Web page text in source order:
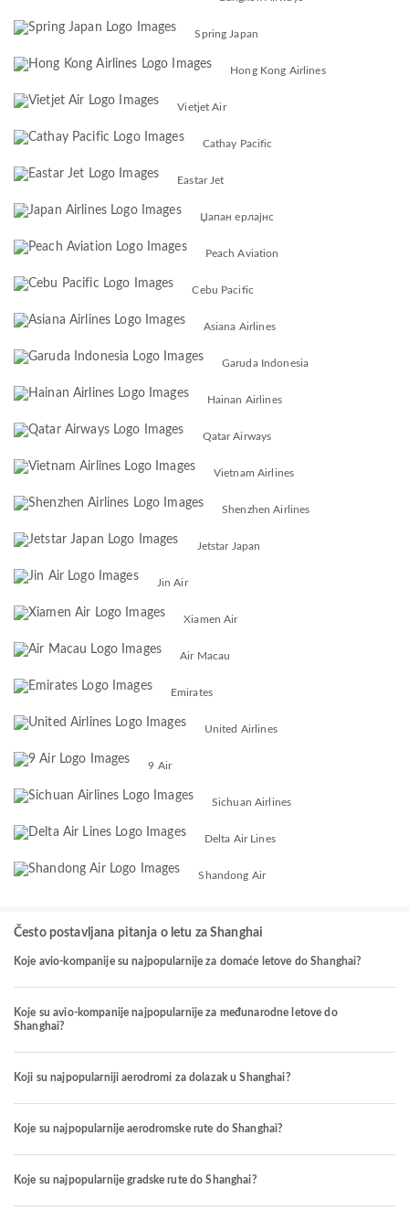
Spring Japan
Hong Kong Airlines
Vietjet Air
Cathay Pacific
Eastar Jet
Џапан ерлајнс
Peach Aviation
Cebu Pacific
Asiana Airlines
Garuda Indonesia
Hainan Airlines
Qatar Airways
Vietnam Airlines
Shenzhen Airlines
Jetstar Japan
Jin Air
Xiamen Air
Air Macau
Emirates
United Airlines
9 Air
Sichuan Airlines
Delta Air Lines
Shandong Air
Često postavljana pitanja o letu za Shanghai
Koje avio-kompanije su najpopularnije za domaće letove do Shanghai?
Koje su avio-kompanije najpopularnije za međunarodne letove do
Shanghai?
Koji su najpopularniji aerodromi za dolazak u Shanghai?
Koje su najpopularnije aerodromske rute do Shanghai?
Koje su najpopularnije gradske rute do Shanghai?